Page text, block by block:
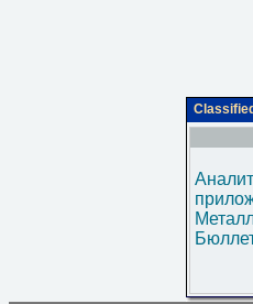
Classified